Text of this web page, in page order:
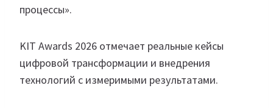
процессы».
KIT Awards 2026 отмечает реальные кейсы
цифровой трансформации и внедрения
технологий с измеримыми результатами.